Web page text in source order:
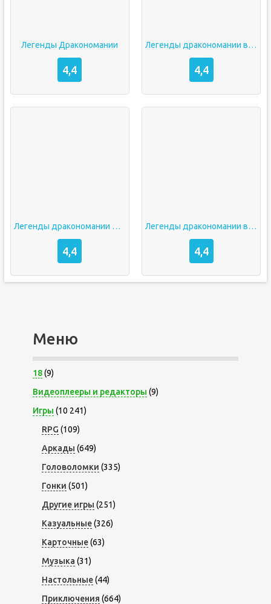
Легенды Дракономании
4,4
Легенды дракономании взлом
4,4
Легенды дракономании мод много денег
4,4
Легенды дракономании взлом скачать
4,4
Меню
18(9)
Видеоплееры и редакторы (9)
Игры (10 241)
RPG (109)
Аркады (649)
Головоломки (335)
Гонки (501)
Другие игры (251)
Казуальные(326)
Карточные(63)
Музыка (31)
Настольные(44)
Приключения (664)